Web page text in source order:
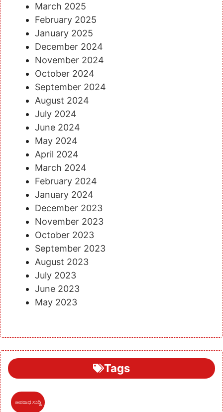
March 2025
February 2025
January 2025
December 2024
November 2024
October 2024
September 2024
August 2024
July 2024
June 2024
May 2024
April 2024
March 2024
February 2024
January 2024
December 2023
November 2023
October 2023
September 2023
August 2023
July 2023
June 2023
May 2023
Tags
ಅಪರಾಧ ಸುದ್ದಿ